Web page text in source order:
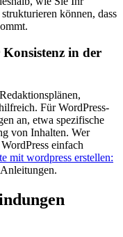
können, dass
in der
Für WordPress-
an, etwa spezifische
von Inhalten. Wer
einfach
mit wordpress erstellen: